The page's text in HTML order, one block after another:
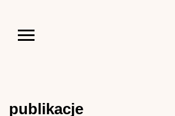
publikacje